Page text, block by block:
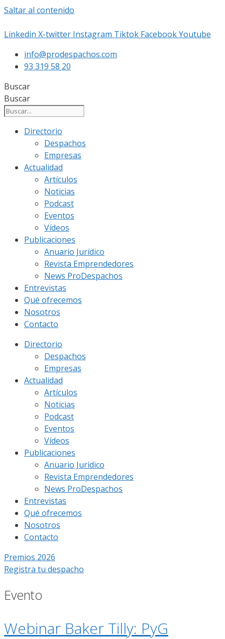
Saltar al contenido
Linkedin X-twitter Instagram Tiktok FacebookYoutube
info@prodespachos.com
93 319 58 20
Buscar
Buscar
Directorio
Despachos
Empresas
Actualidad
Artículos
Noticias
Podcast
Eventos
Vídeos
Publicaciones
Anuario Jurídico
Revista Emprendedores
News ProDespachos
Entrevistas
Qué ofrecemos
Nosotros
Contacto
Directorio
Despachos
Empresas
Actualidad
Artículos
Noticias
Podcast
Eventos
Vídeos
Publicaciones
Anuario Jurídico
Revista Emprendedores
News ProDespachos
Entrevistas
Qué ofrecemos
Nosotros
Contacto
Premios 2026
Registra tu despacho
Evento
Webinar Baker Tilly: PyG